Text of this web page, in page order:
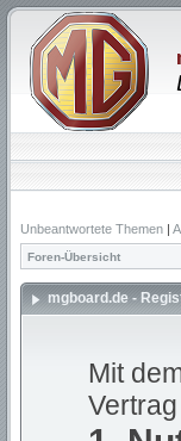
Unbeantwortete Themen |
Foren-Übersicht
mgboard.de -
Mit